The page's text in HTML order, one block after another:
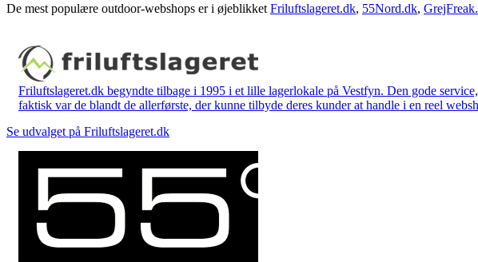
De mest populære outdoor-webshops er i øjeblikket Friluftslageret.dk, 55Nord.dk,
Friluftslageret.dk begyndte tilbage i 1995 i et lille lagerlokale på Vestfyn. Den gode
faktisk var de blandt de allerførste, der kunne tilbyde deres kunder at handle i en reel
Se udvalget på Friluftslageret.dk